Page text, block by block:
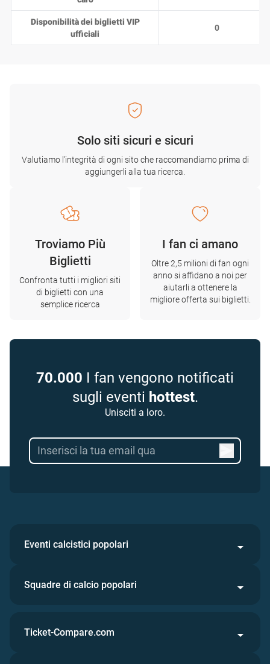
Disponibilità dei biglietti VIP
ufficiali
0
Solo siti sicuri e sicuri
Valutiamo l'integrità di ogni sito che raccomandiamo prima di
aggiungerli alla tua ricerca.
Troviamo Più
Biglietti
Confronta tutti i migliori siti
di biglietti con una
semplice ricerca
I fan ci amano
Oltre 2,5 milioni di fan ogni
anno si affidano a noi per
aiutarli a ottenere la
migliore offerta sui biglietti.
70.000 I fan vengono notificati
sugli eventi hottest.
Unisciti a loro.
Eventi calcistici popolari
Squadre di calcio popolari
Ticket-Compare.com